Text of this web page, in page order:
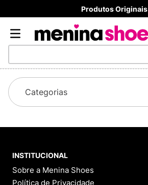
Produtos Originais
Categorias
INSTITUCIONAL
Sobre a Menina Shoes
Política de Privacidade
TÊNIS NEWS BALANCE 530
2º
MELISSAS MINI BABY
3º
NEW 9060
5º
ADIDAS
6 º
SAMBA